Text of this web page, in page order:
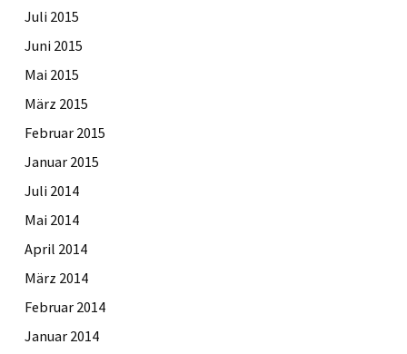
Juli 2015
Juni 2015
Mai 2015
März 2015
Februar 2015
Januar 2015
Juli 2014
Mai 2014
April 2014
März 2014
Februar 2014
Januar 2014